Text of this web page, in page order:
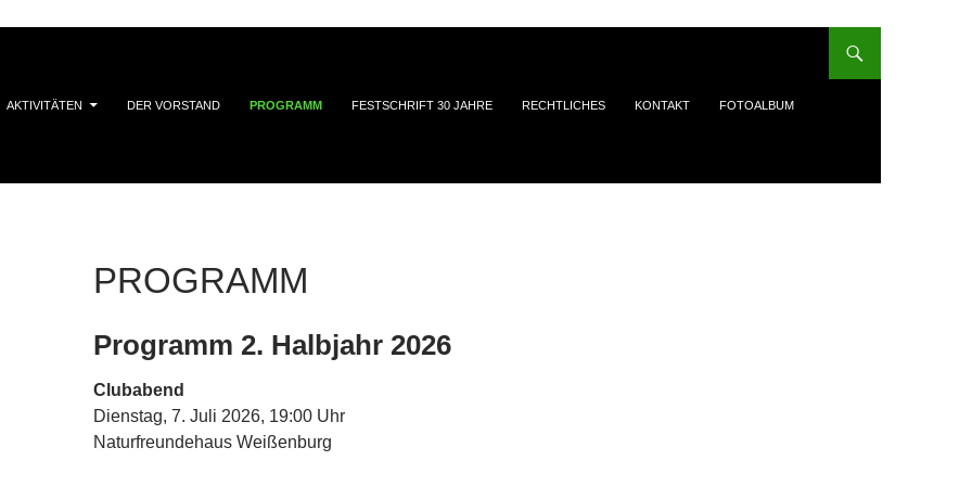
AKTIVITÄTEN DER VORSTAND PROGRAMM FESTSCHRIFT 30 JAHRE RECHTLICHES KONTAKT FOTOALBUM
PROGRAMM
Programm 2. Halbjahr 2026
Clubabend
Dienstag, 7. Juli 2026, 19:00 Uhr
Naturfreundehaus Weißenburg